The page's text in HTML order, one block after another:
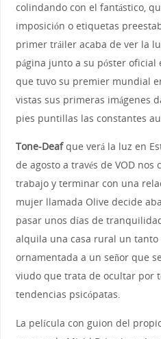
colindando con el fantástico,
imposición o etiquetas
primer tráiler acaba de ver la
página junto a su póster
que tuvo su premier mundial
vistas sus primeras imágenes
pies puntillas las constantes
Tone-Deafque verá la luz en
de agosto a través de VOD
trabajo y terminar con una
mujer llamada Olive decide
pasar unos días de
alquila una casa rural un tanto
ornamentada a un señor que
viudo que trata de ocultar por
tendencias psicópatas.
La película con guion del